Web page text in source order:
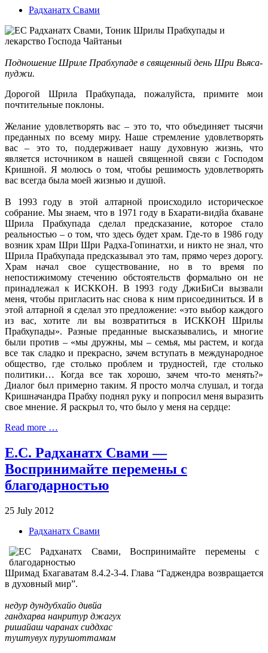
Радханатх Свами
Подношение Шриле Прабхупаде в священный день Шри Вьяса-
пуджи.
Дорогой Шрила Прабхупада, пожалуйста, примите мои
почтительные поклоны.
Желание удовлетворять вас – это то, что объединяет тысячи
преданных по всему миру. Наше стремление удовлетворять
вас – это то, поддерживает нашу духовную жизнь, что
является источником в нашей священной связи с Господом
Кришной. Я молюсь о том, чтобы решимость удовлетворять
вас всегда была моей жизнью и душой.
В 1993 году в этой алтарной происходило историческое
собрание. Мы знаем, что в 1971 году в Бхарати-видйа бхаване
Шрила Прабхупада сделал предсказание, которое стало
реальностью – о том, что здесь будет храм. Где-то в 1986 году
возник храм Шри Шри Радха-Гопинатхи, и никто не знал, что
Шрила Прабхупада предсказывал это там, прямо через дорогу.
Храм начал свое существование, но в то время по
непостижимому стечению обстоятельств формально он не
принадлежал к ИСККОН. В 1993 году ДжиБиСи вызвали
меня, чтобы пригласить нас снова к ним присоединиться. И в
этой алтарной я сделал это предложение: «это выбор каждого
из вас, хотите ли вы возвратиться в ИСККОН Шрилы
Прабхупады». Разные преданные высказывались, и многие
были против – «мы дружны, мы – семья, мы растем, и когда
все так сладко и прекрасно, зачем вступать в международное
общество, где столько проблем и трудностей, где столько
политики… Когда все так хорошо, зачем что-то менять?»
Диалог был примерно таким. Я просто молча слушал, и тогда
Кришначандра Прабху поднял руку и попросил меня выразить
свое мнение. Я раскрыл то, что было у меня на сердце:
Read more …
Е.С. Радханатх Свами —
Воспринимайте перемены с
благодарностью
25 July 2012
Радханатх Свами
Шримад Бхагаватам 8.4.2-3-4. Глава “Гаджендра возвращается
в духовный мир”.
недур дундубхайо дивйа
гандхарва нанритур джагух
ришайаш чаранах сиддхас
туштувух пурушоттамам